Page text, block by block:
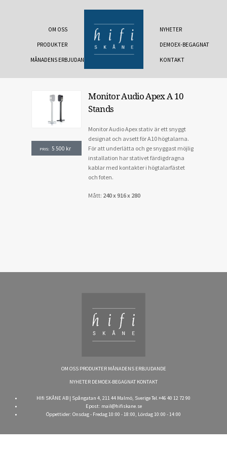
OM OSS
PRODUKTER
MÅNADENS ERBJUDANDE
NYHETER
DEMOEX-BEGAGNAT
KONTAKT
PRIS: 5 500 kr
Monitor Audio Apex A 10
Stands
Monitor Audio Apex stativ är ett snyggt
designat och avsett för A10 högtalarna.
För att underlätta och ge snyggast möjlig
installation har stativet färdigdragna
kablar med kontakter i högtalarfästet
och foten.
Mått: 240 x 916 x 280
OM OSS PRODUKTER MÅNADENS ERBJUDANDE
NYHETER DEMOEX-BEGAGNAT KONTAKT
HIfi SKÅNE AB | Spångatan 4, 211 44 Malmö, Sverige Tel.+46 40 12 72 90
Epost: mail@hifiskane.se
Öppettider: Onsdag - Fredag 10:00 - 18:00, Lördag 10:00 - 14:00